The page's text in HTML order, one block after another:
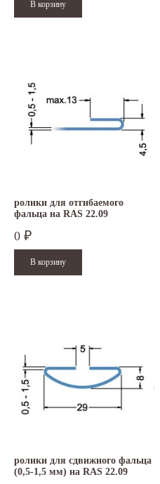
ролики для отгибаемого
фальца на RAS 22.09
0 ₽
ролики для сдвижного фальца
(0,5-1,5 мм) на RAS 22.09